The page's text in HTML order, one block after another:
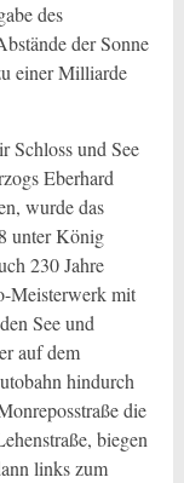
des
der Sonne
einer Milliarde
Schloss und See
Eberhard
wurde das
unter König
230 Jahre
Meisterwerk mit
See und
auf dem
hindurch
die
biegen
links zum